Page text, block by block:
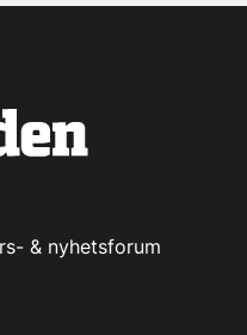
& nyhetsforum